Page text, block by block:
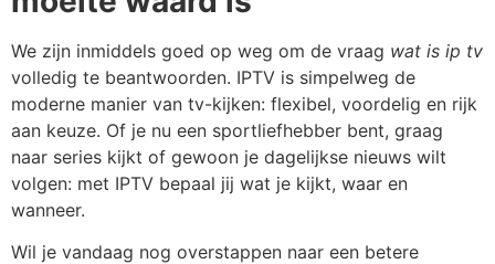
We zijn inmiddels goed op weg om de vraag wat is ip tv
volledig te beantwoorden. IPTV is simpelweg de
moderne manier van tv-kijken: flexibel, voordelig en rijk
aan keuze. Of je nu een sportliefhebber bent, graag
naar series kijkt of gewoon je dagelijkse nieuws wilt
volgen: met IPTV bepaal jij wat je kijkt, waar en
wanneer.
Wil je vandaag nog overstappen naar een betere